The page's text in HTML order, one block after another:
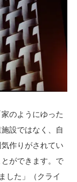
のようにゆった
設ではなく、自
作りがされてい
ができます。で
した」（クライ